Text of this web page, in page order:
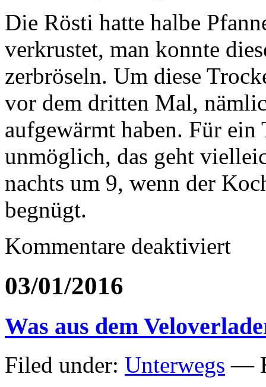
Die Rösti hatte halbe
verkrustet, man konnte
zerbröseln. Um diese
vor dem dritten Mal,
aufgewärmt haben. Für
unmöglich, das geht
nachts um 9, wenn der
begnügt.
Kommentare deaktiviert
03/01/2016
Was aus dem
Filed under: Unterwegs —